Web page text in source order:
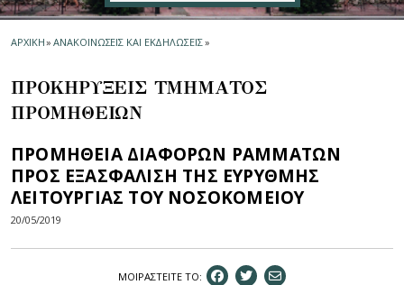
ΑΡΧΙΚΗ» ΑΝΑΚΟΙΝΩΣΕΙΣ ΚΑΙ ΕΚΔΗΛΩΣΕΙΣ»
ΠΡΟΚΗΡΥΞΕΙΣ ΤΜΗΜΑΤΟΣ
ΠΡΟΜΗΘΕΙΩN
ΠΡΟΜΗΘΕΙΑ ΔΙΑΦΟΡΩΝ ΡΑΜΜΑΤΩΝ
ΠΡΟΣ ΕΞΑΣΦΑΛΙΣΗ ΤΗΣ ΕΥΡΥΘΜΗΣ
ΛΕΙΤΟΥΡΓΙΑΣ ΤΟΥ ΝΟΣΟΚΟΜΕΙΟΥ
20/05/2019
ΜΟΙΡΑΣΤEIΤΕ ΤΟ: